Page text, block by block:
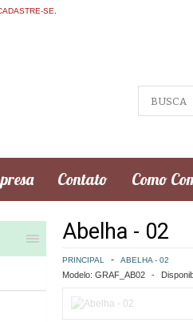
SE
Contato Como
Abelha - 02
PRINCIPAL ABELHA - 02
Modelo: GRAF_AB02